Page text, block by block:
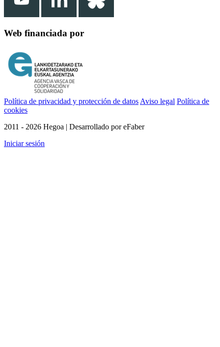
Web financiada por
Política de privacidad y protección de datos Aviso legal Política de
cookies
2011 - 2026 Hegoa | Desarrollado por eFaber
Iniciar sesión